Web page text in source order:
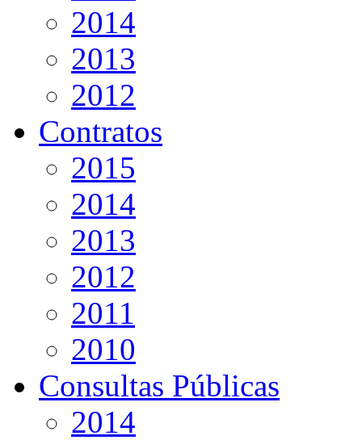
2014
2013
2012
Contratos
2015
2014
2013
2012
2011
2010
Consultas Públicas
2014